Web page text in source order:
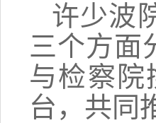
许少波
三个方面
与检察院
台，共同